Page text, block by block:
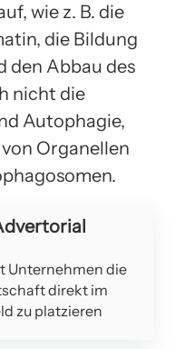
wie z. B. die
die Bildung
den Abbau des
nicht die
Autophagie,
Organellen
Unternehmen die
direkt im
zu platzieren